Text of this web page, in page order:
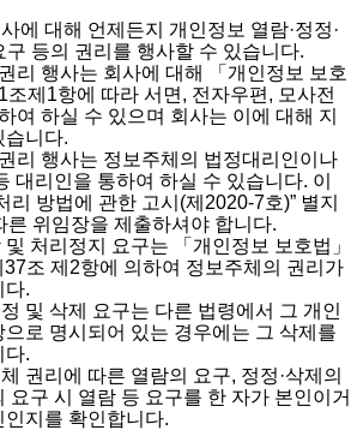
에 대해 언제든지 개인정보 열람·정정·
구 등의 권리를 행사할 수 있습니다.
리 행사는 회사에 대해 「개인정보 보호
조제1항에 따라 서면, 전자우편, 모사전
여 하실 수 있으며 회사는 이에 대해 지
습니다.
리 행사는 정보주체의 법정대리인이나
대리인을 통하여 하실 수 있습니다. 이
리 방법에 관한 고시(제2020-7호)” 별지
른 위임장을 제출하셔야 합니다.
처리정지 요구는 「개인정보 보호법」
조 제2항에 의하여 정보주체의 권리가
다.
및 삭제 요구는 다른 법령에서 그 개인
로 명시되어 있는 경우에는 그 삭제를
다.
권리에 따른 열람의 요구, 정정·삭제의
요구 시 열람 등 요구를 한 자가 본인이거
지를 확인합니다.